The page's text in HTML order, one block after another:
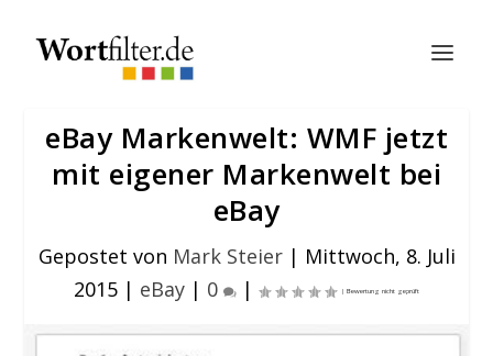
eBay Markenwelt: WMF jetzt
mit eigener Markenwelt bei
eBay
Gepostet von Mark Steier| Mittwoch, 8. Juli
2015 | eBay | 0 |